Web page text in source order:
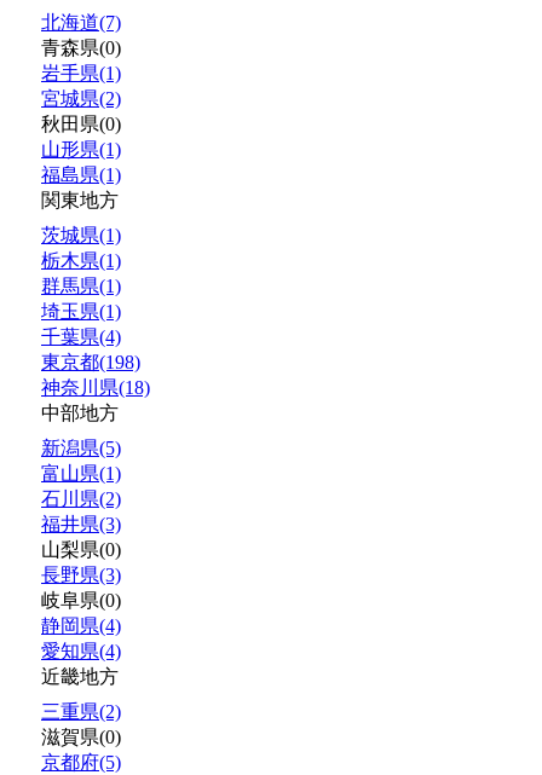
北海道(7)
青森県(0)
岩手県(1)
宮城県(2)
秋田県(0)
山形県(1)
福島県(1)
関東地方
茨城県(1)
栃木県(1)
群馬県(1)
埼玉県(1)
千葉県(4)
東京都(198)
神奈川県(18)
中部地方
新潟県(5)
富山県(1)
石川県(2)
福井県(3)
山梨県(0)
長野県(3)
岐阜県(0)
静岡県(4)
愛知県(4)
近畿地方
三重県(2)
滋賀県(0)
京都府(5)